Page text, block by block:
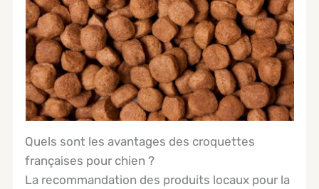
Quels sont les avantages des croquettes
françaises pour chien ?
La recommandation des produits locaux pour la